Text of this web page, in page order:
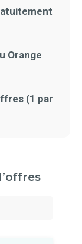
Orange
(1 par